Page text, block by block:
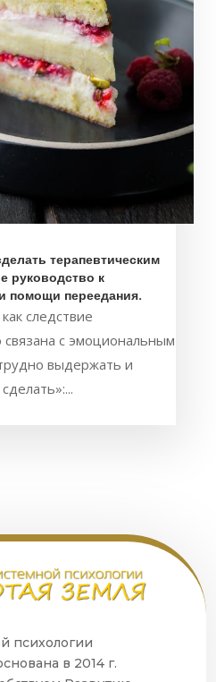
терапевтическим
руководство к
помощи переедания.
следствие
с эмоциональным
выдержать и
психологии
в 2014 г.